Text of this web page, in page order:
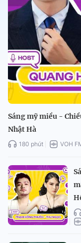
Sáng mỹ miều -
Nhật Hà
180 phút VOH